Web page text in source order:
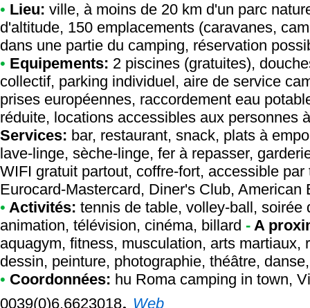
• Lieu: ville, à moins de 20 km d'un parc
d'altitude, 150 emplacements (caravanes,
dans une partie du camping, réservation
• Equipements: 2 piscines (gratuites),
collectif, parking individuel, aire de service
prises européennes, raccordement eau
réduite, locations accessibles aux personnes
Services: bar, restaurant, snack, plats à
lave-linge, sèche-linge, fer à repasser,
WIFI gratuit partout, coffre-fort, accessible
Eurocard-Mastercard, Diner's Club,
• Activités: tennis de table, volley-ball,
animation, télévision, cinéma, billard - A
aquagym, fitness, musculation, arts
dessin, peinture, photographie, théâtre,
• Coordonnées: hu Roma camping in town,
0039(0)6.6623018, Web